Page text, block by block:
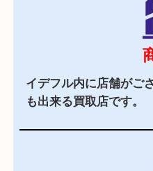
山城多賀駅の出入口